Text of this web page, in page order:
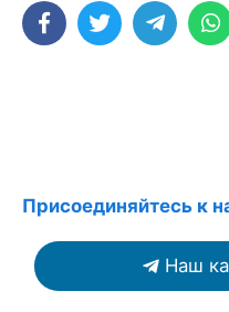
Присоединяйтесь к
Наш